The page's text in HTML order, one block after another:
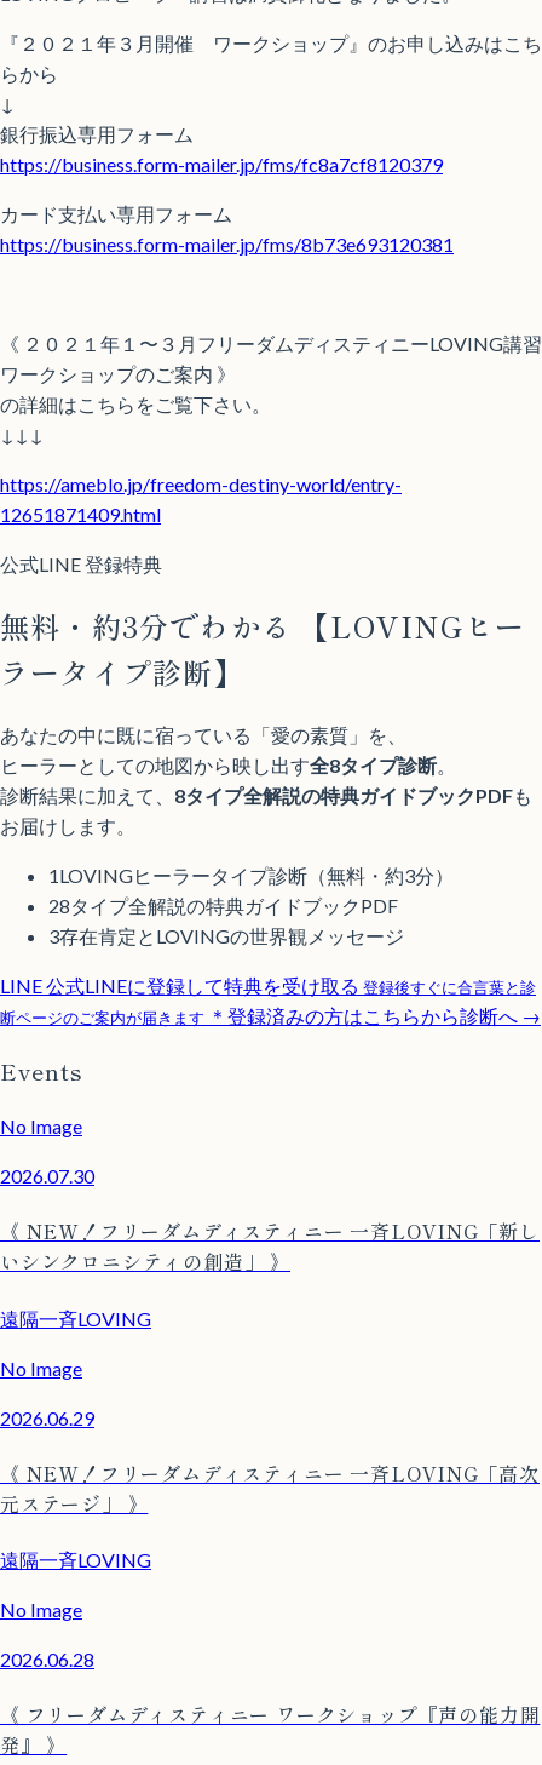
『２０２１年３月開催 ワークショップ』のお申し込みはこち
らから
↓
銀行振込専用フォーム
https://business.form-mailer.jp/fms/fc8a7cf8120379
カード支払い専用フォーム
https://business.form-mailer.jp/fms/8b73e693120381
《 ２０２１年１〜３月フリーダムディスティニーLOVING講習
ワークショップのご案内 》
の詳細はこちらをご覧下さい。
↓↓↓
https://ameblo.jp/freedom-destiny-world/entry-
12651871409.html
公式LINE 登録特典
無料・約3分でわかる
【LOVINGヒー
ラータイプ診断】
あなたの中に既に宿っている「愛の素質」を、
ヒーラーとしての地図から映し出す全8タイプ診断
診断結果に加えて、 8タイプ全解説の特典ガイドブックPDFも
お届けします。
1LOVINGヒーラータイプ診断（無料・約3分）
28タイプ全解説の特典ガイドブックPDF
3存在肯定とLOVINGの世界観メッセージ
LINE公式LINEに登録して特典を受け取る 登録後すぐに合言葉と診
断ページのご案内が届きます ＊登録済みの方はこちらから診断へ →
Events
No Image
2026.07.30
《 NEW！フリーダムディスティニー 一斉LOVING「新し
いシンクロニシティの創造」 》
遠隔一斉LOVING
No Image
2026.06.29
《 NEW！フリーダムディスティニー 一斉LOVING「高次
元ステージ」 》
遠隔一斉LOVING
No Image
2026.06.28
《 フリーダムディスティニー ワークショップ『声の能力開
発』 》